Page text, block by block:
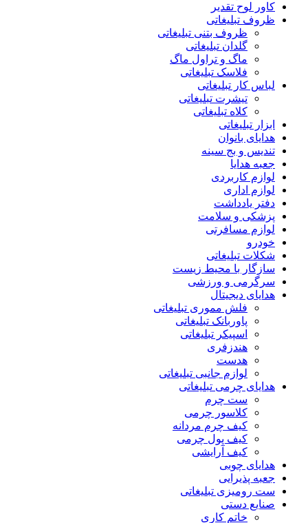
کاور لوح تقدیر
ظروف تبلیغاتی
ظروف بتنی تبلیغاتی
گلدان تبلیغاتی
ماگ و تراول ماگ
فلاسک تبلیغاتی
لباس کار تبلیغاتی
تیشرت تبلیغاتی
کلاه تبلیغاتی
ابزار تبلیغاتی
هدایای بانوان
تندیس و بج سینه
جعبه هدایا
لوازم کاربردی
لوازم اداری
دفتر یادداشت
پزشکی و سلامت
لوازم مسافرتی
خودرو
شکلات تبلیغاتی
سازگار با محیط زیست
سرگرمی و ورزشی
هدایای دیجیتال
فلش مموری تبلیغاتی
پاوربانک تبلیغاتی
اسپیکر تبلیغاتی
هندزفری
هدست
لوازم جانبی تبلیغاتی
هدایای چرمی تبلیغاتی
ست چرم
کلاسور چرمی
کیف چرم مردانه
کیف پول چرمی
کیف آرایشی
هدایای چوبی
جعبه پذیرایی
ست رومیزی تبلیغاتی
صنایع دستی
خاتم کاری